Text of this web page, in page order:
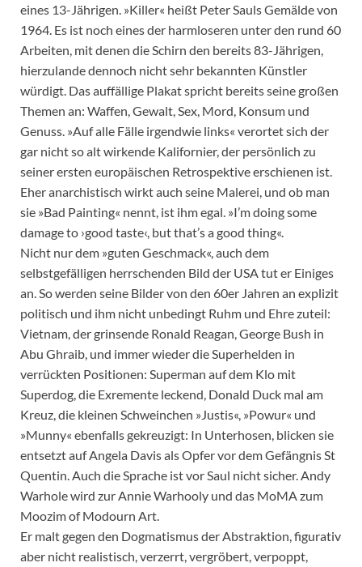
eines 13-Jährigen. »Killer« heißt Peter Sauls Gemälde von
1964. Es ist noch eines der harmloseren unter den rund 60
Arbeiten, mit denen die Schirn den bereits 83-Jährigen,
hierzulande dennoch nicht sehr bekannten Künstler
würdigt. Das auffällige Plakat spricht bereits seine großen
Themen an: Waffen, Gewalt, Sex, Mord, Konsum und
Genuss. »Auf alle Fälle irgendwie links« verortet sich der
gar nicht so alt wirkende Kalifornier, der persönlich zu
seiner ersten europäischen Retrospektive erschienen ist.
Eher anarchistisch wirkt auch seine Malerei, und ob man
sie »Bad Painting« nennt, ist ihm egal. »I’m doing some
damage to ›good taste‹, but that’s a good thing«.
Nicht nur dem »guten Geschmack«, auch dem
selbstgefälligen herrschenden Bild der USA tut er Einiges
an. So werden seine Bilder von den 60er Jahren an explizit
politisch und ihm nicht unbedingt Ruhm und Ehre zuteil:
Vietnam, der grinsende Ronald Reagan, George Bush in
Abu Ghraib, und immer wieder die Superhelden in
verrückten Positionen: Superman auf dem Klo mit
Superdog, die Exremente leckend, Donald Duck mal am
Kreuz, die kleinen Schweinchen »Justis«, »Powur« und
»Munny« ebenfalls gekreuzigt: In Unterhosen, blicken sie
entsetzt auf Angela Davis als Opfer vor dem Gefängnis St
Quentin. Auch die Sprache ist vor Saul nicht sicher. Andy
Warhole wird zur Annie Warhooly und das MoMA zum
Moozim of Modourn Art.
Er malt gegen den Dogmatismus der Abstraktion, figurativ
aber nicht realistisch, verzerrt, vergröbert, verpoppt,